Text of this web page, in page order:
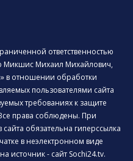
ответственностью
Микшис Михаил Михайлович,
в отношении обработки
пользователями сайта
требованиях к защите
права соблюдены. При
обязательна гиперссылка
в неэлектронном виде
источник - сайт Sochi24.tv.